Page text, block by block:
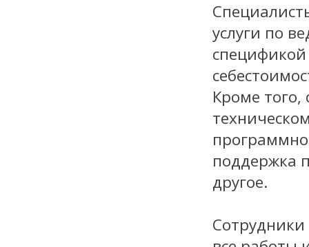
услуги по
спецификой
Кроме того,
поддержка
другое.